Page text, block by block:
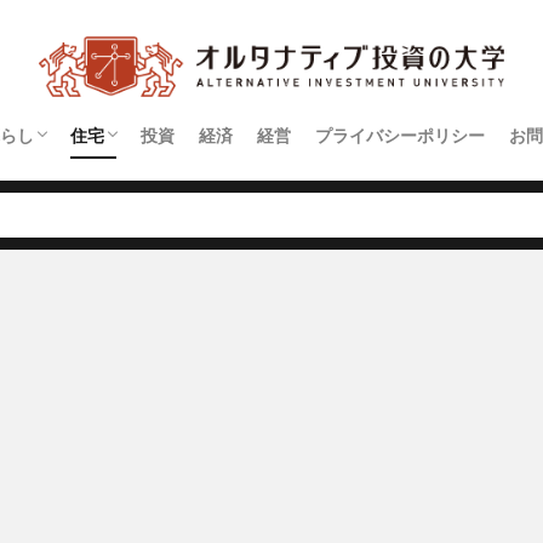
し
約
住宅
アパート
マンション
投資 経済 経営 プライバシーポリシー お